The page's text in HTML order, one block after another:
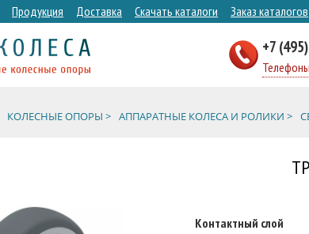
Продукция Доставка Скачать каталоги Заказ каталогов
+7
КОЛЕСНЫЕ ОПОРЫ > АППАРАТНЫЕ КОЛЕСА И РОЛИКИ >
Контактный слой